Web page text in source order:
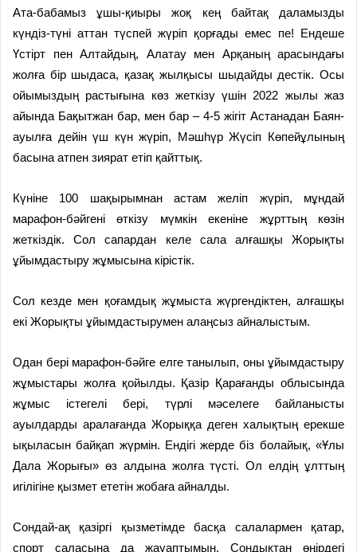
Ата-бабамыз ұшы-қиыры жоқ кең байтақ даламызды
күндіз-түні аттан түспей жүріп қорғады емес пе! Ендеше
Үстірт пен Алтайдың, Алатау мен Арқаның арасындағы
жолға бір шыдаса, қазақ жылқысы шыдайды дестік. Осы
ойымыздың растығына көз жеткізу үшін 2022 жылы жаз
айында Бақытжан бар, мен бар – 4-5 жігіт Астанадан Баян­
ауылға дейін үш күн жүріп, Мәш­һүр Жүсіп Көпейұлының
басына атпен зиярат етіп қайттық.
Күніне 100 шақырымнан астам желіп жүріп, мұндай
марафон-бәйгені өткізу мүмкін екеніне жұрт­тың көзін
жеткіздік. Сол сапардан келе сала алғашқы Жо­рық­ты
ұйымдастыру жұмысына кірістік.
Сол кезде мен қоғамдық жұ­мыс­та жүргендіктен, алғашқы
екі Жорықты ұйымдастырумен алаң­сыз айналыстым.
Одан бері марафон-бәйге елге танылып, оны ұйымдастыру
жұ­мыс­тары жолға қойылды. Қазір Қарағанды облысында
жұмыс істегелі бері, түрлі мәселеге бай­лан­­ысты
ауылдарды аралағанда Жор­ыққа деген халықтың ерекше
ықыласын байқап жүрмін. Ендігі жерде біз болайық, «Ұлы
Дала Жорығы» өз алдына жолға түсті. Ол елдің ұлттың
игілігіне қызмет ететін жобаға айналды.
Сондай-ақ қазіргі қызметімде басқа салалармен қатар,
спорт са­ла­сына да жауаптымын. Сондық­тан өңірдегі